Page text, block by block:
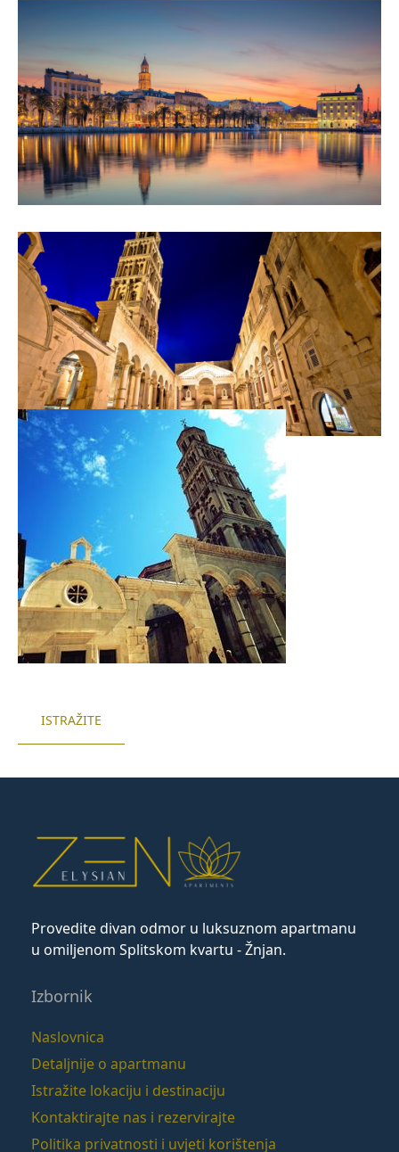
ISTRAŽITE
Provedite divan odmor u luksuznom apartmanu
u omiljenom Splitskom kvartu - Žnjan.
Izbornik
Naslovnica
Detaljnije o apartmanu
Istražite lokaciju i destinaciju
Kontaktirajte nas i rezervirajte
Politika privatnosti i uvjeti korištenja